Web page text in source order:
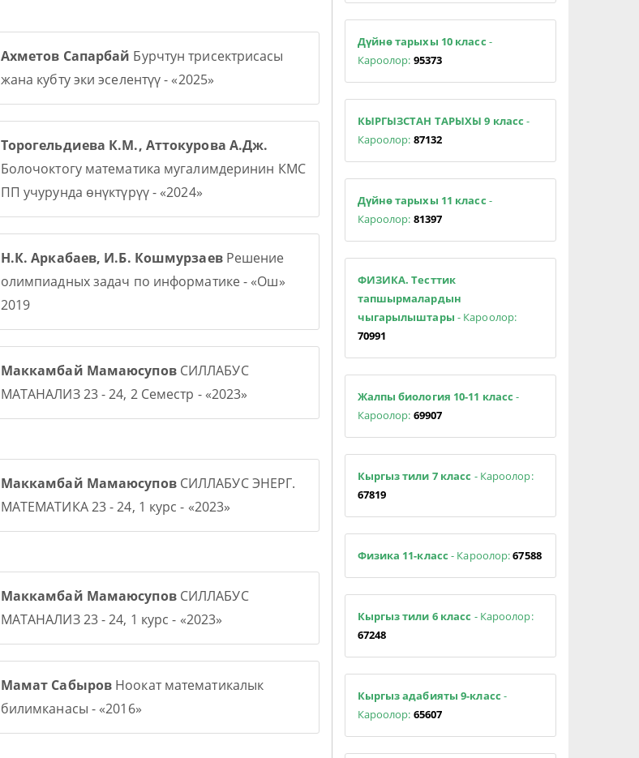
Ахметов Сапарбай Бурчтун трисектрисасы
жана кубту эки эселентүү - «2025»
Торогельдиева К.М., Аттокурова А.Дж.
Болочоктогу математика мугалимдеринин КМС
ПП учурунда өнүктүрүү - «2024»
Н.К. Аркабаев, И.Б. КошмурзаевРешение
олимпиадных задач по информатике - «Ош»
2019
Маккамбай МамаюсуповСИЛЛАБУС
МАТАНАЛИЗ 23 - 24, 2 Семестр - «2023»
Маккамбай МамаюсуповСИЛЛАБУС ЭНЕРГ.
МАТЕМАТИКА 23 - 24, 1 курс - «2023»
Маккамбай МамаюсуповСИЛЛАБУС
МАТАНАЛИЗ 23 - 24, 1 курс - «2023»
Мамат Сабыров Ноокат математикалык
билимканасы - «2016»
Дүйнө тарыхы 10 класс -
Кароолор: 95373
КЫРГЫЗСТАН ТАРЫХЫ 9 класс -
Кароолор: 87132
Дүйнө тарыхы 11 класс -
Кароолор: 81397
ФИЗИКА. Тесттик
тапшырмалардын
чыгарылыштары - Кароолор:
70991
Жалпы биология 10-11 класс -
Кароолор: 69907
Кыргыз тили 7 класс - Кароолор:
67819
Физика 11-класс - Кароолор:67588
Кыргыз тили 6 класс - Кароолор:
67248
Кыргыз адабияты 9-класс -
Кароолор: 65607